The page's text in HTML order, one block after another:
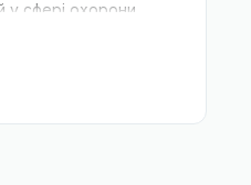
у сфері охорони
можете придбати